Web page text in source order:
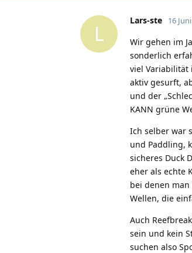
L
Lars-ste 16 Juni
Wir gehen im
sonderlich
viel Variabilität
aktiv gesurft,
und der
KANN grüne
Ich selber war
und Paddling,
sicheres Duck
eher als echte
bei denen
Wellen, die
Auch
sein und kein
suchen also